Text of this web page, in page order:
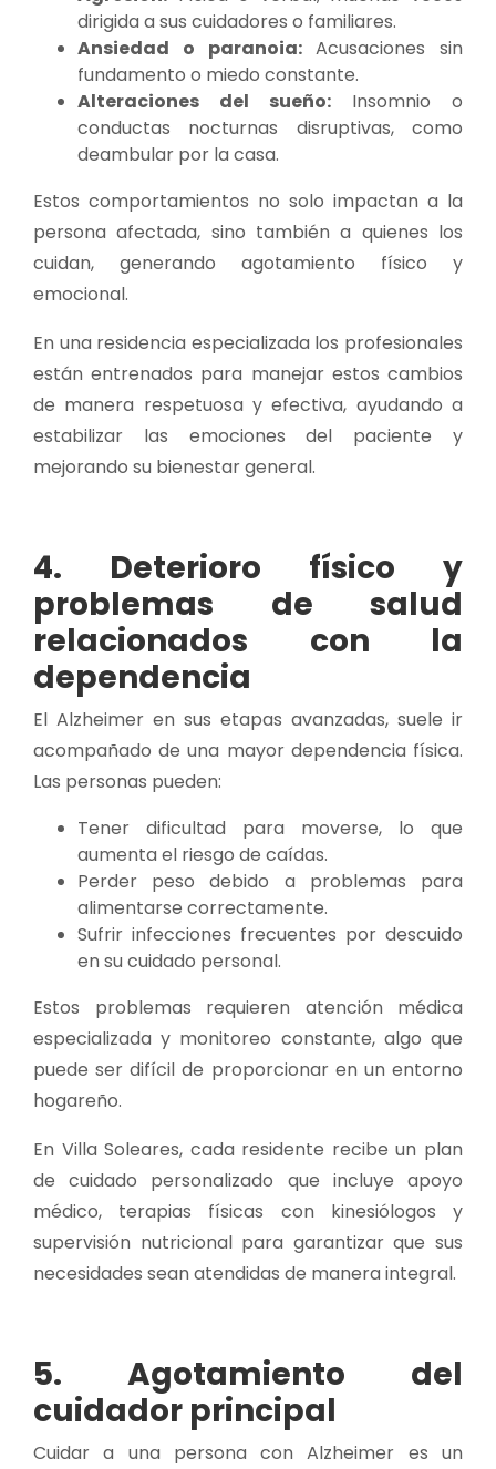
dirigida a sus cuidadores o familiares.
Ansiedad o paranoia:Acusaciones sin
fundamento o miedo constante.
Alteraciones del sueño: Insomnio o
conductas nocturnas disruptivas, como
deambular por la casa.
Estos comportamientos no solo impactan a la
persona afectada, sino también a quienes los
cuidan, generando agotamiento físico y
emocional.
En una residencia especializada los profesionales
están entrenados para manejar estos cambios
de manera respetuosa y efectiva, ayudando a
estabilizar las emociones del paciente y
mejorando su bienestar general.
4. Deterioro físico y
problemas de salud
relacionados con la
dependencia
El Alzheimer en sus etapas avanzadas, suele ir
acompañado de una mayor dependencia física.
Las personas pueden:
Tener dificultad para moverse, lo que
aumenta el riesgo de caídas.
Perder peso debido a problemas para
alimentarse correctamente.
Sufrir infecciones frecuentes por descuido
en su cuidado personal.
Estos problemas requieren atención médica
especializada y monitoreo constante, algo que
puede ser difícil de proporcionar en un entorno
hogareño.
En Villa Soleares, cada residente recibe un plan
de cuidado personalizado que incluye apoyo
médico, terapias físicas con kinesiólogos y
supervisión nutricional para garantizar que sus
necesidades sean atendidas de manera integral.
5. Agotamiento del
cuidador principal
Cuidar a una persona con Alzheimer es un